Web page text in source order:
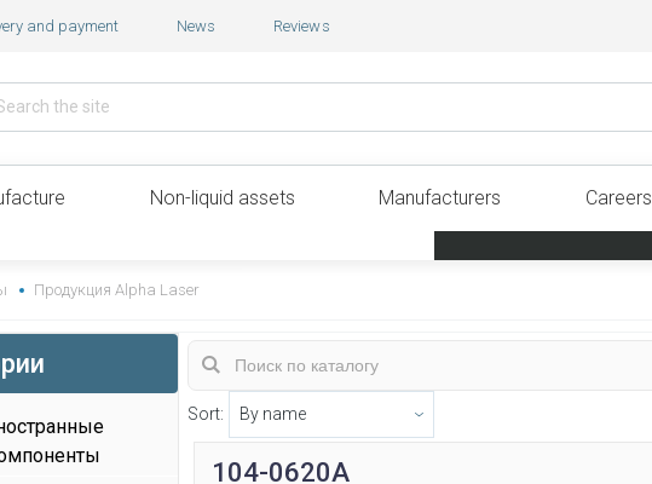
and payment News Reviews
Non-liquid assets Manufacturers Careers
Продукция Alpha Laser
Sort:
104-0620A